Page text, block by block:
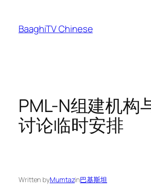
content
BaaghiTV Chinese
PML-N组建机构
讨论临时安排
Written byMumtazin巴基斯坦